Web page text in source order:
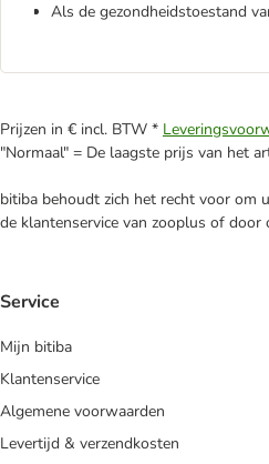
Als de gezondheidstoestand
Prijzen in € incl. BTW *
"Normaal" = De laagste prijs van het
bitiba behoudt zich het recht voor om
de klantenservice van zooplus of
Service
Mijn bitiba
Klantenservice
Algemene voorwaarden
Levertijd & verzendkosten